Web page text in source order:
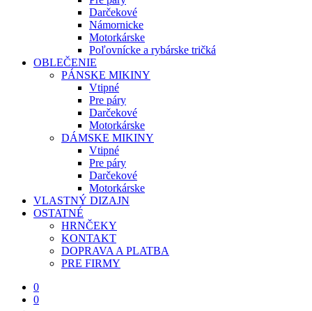
Darčekové
Námornicke
Motorkárske
Poľovnícke a rybárske tričká
OBLEČENIE
PÁNSKE MIKINY
Vtipné
Pre páry
Darčekové
Motorkárske
DÁMSKE MIKINY
Vtipné
Pre páry
Darčekové
Motorkárske
VLASTNÝ DIZAJN
OSTATNÉ
HRNČEKY
KONTAKT
DOPRAVA A PLATBA
PRE FIRMY
0
0